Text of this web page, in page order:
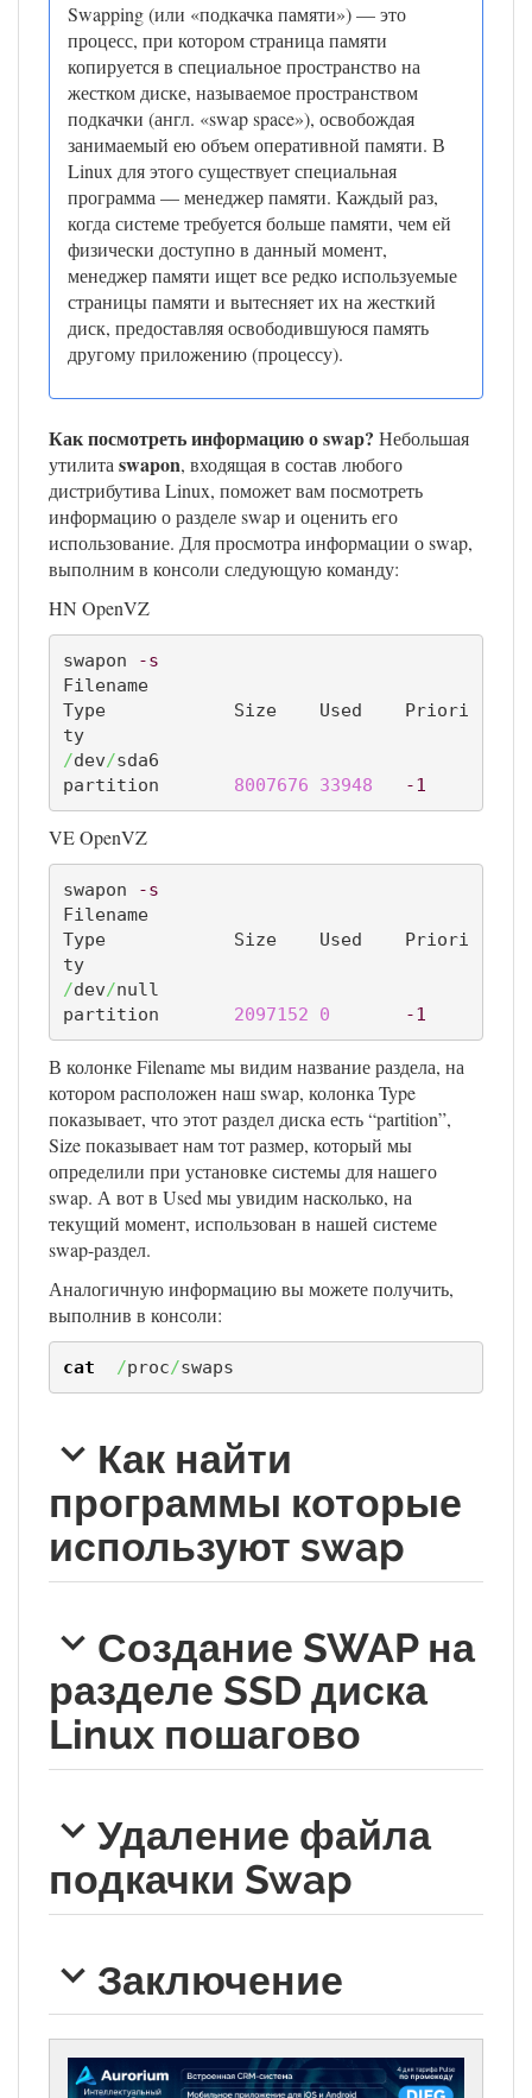
Swapping (или «подкачка памяти») — это
процесс, при котором страница памяти
копируется в специальное пространство на
жестком диске, называемое пространством
подкачки (англ. «swap space»), освобождая
занимаемый ею объем оперативной памяти. В
Linux для этого существует специальная
программа — менеджер памяти. Каждый раз,
когда системе требуется больше памяти, чем ей
физически доступно в данный момент,
менеджер памяти ищет все редко используемые
страницы памяти и вытесняет их на жесткий
диск, предоставляя освободившуюся память
другому приложению (процессу).
Как посмотреть информацию о swap? Небольшая
утилитаswapon, входящая в состав любого
дистрибутива Linux, поможет вам посмотреть
информацию о разделе swap и оценить его
использование. Для просмотра информации о swap,
выполним в консоли следующую команду:
HN OpenVZ
swapon
-s
Filename
Type		Size	Used	Priori
ty
/dev/sda6
8007676 33948 -1
VE OpenVZ
swapon
-s
Filename
Type		Size	Used	Priori
ty
/dev/null
2097152 0 -1
В колонке Filename мы видим название раздела, на
котором расположен наш swap, колонка Type
показывает, что этот раздел диска есть “partition”,
Size показывает нам тот размер, который мы
определили при установке системы для нашего
swap. А вот в Used мы увидим насколько, на
текущий момент, использован в нашей системе
swap-раздел.
Аналогичную информацию вы можете получить,
выполнив в консоли:
cat /proc/swaps
Как найти
программы которые
используют swap
Создание SWAP на
разделе SSD диска
Linux пошагово
Удаление файла
подкачки Swap
Заключение